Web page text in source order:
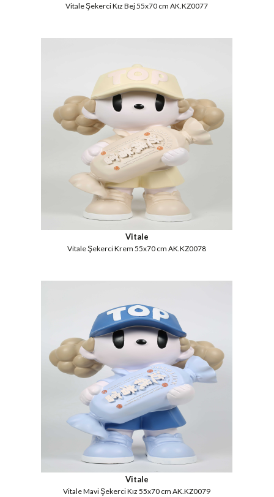
Vitale Şekerci Kız Bej 55x70 cm AK.KZ0077
Vitale
Vitale Şekerci Krem 55x70 cm AK.KZ0078
Vitale
Vitale Mavi Şekerci Kız 55x70 cm AK.KZ0079